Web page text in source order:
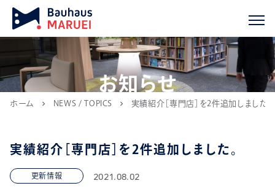
お知らせ
ホーム chevron_right NEWS / TOPICS chevron_right 実績紹介［専門店］を2件追加しました。
実績紹介［専門店］を2件追加しました。
更新情報 2021.08.02